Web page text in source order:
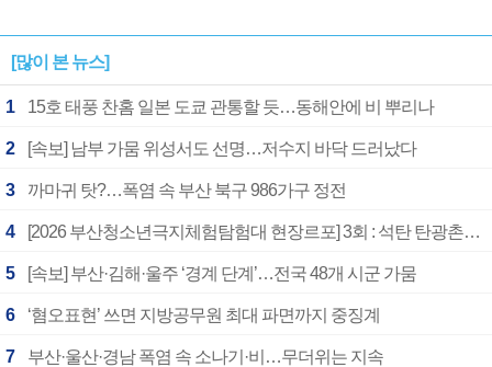
[많이 본 뉴스]
1 15호 태풍 찬홈 일본 도쿄 관통할 듯…동해안에 비 뿌리나
2 [속보] 남부 가뭄 위성서도 선명…저수지 바닥 드러났다
3 까마귀 탓?…폭염 속 부산 북구 986가구 정전
4 [2026 부산청소년극지체험탐험대 현장르포] 3회 : 석탄 탄광촌에서 북극 연구의 중심지로
5 [속보] 부산·김해·울주 ‘경계 단계’…전국 48개 시군 가뭄
6 ‘혐오표현’ 쓰면 지방공무원 최대 파면까지 중징계
7 부산·울산·경남 폭염 속 소나기·비…무더위는 지속